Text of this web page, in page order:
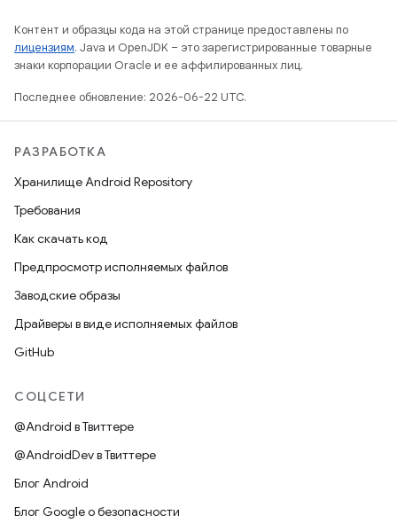
Контент и образцы кода на этой странице предоставлены по
лицензиям. Java и OpenJDK – это зарегистрированные товарные
знаки корпорации Oracle и ее аффилированных лиц.
Последнее обновление: 2026-06-22 UTC.
РАЗРАБОТКА
Хранилище Android Repository
Требования
Как скачать код
Предпросмотр исполняемых файлов
Заводские образы
Драйверы в виде исполняемых файлов
GitHub
СОЦСЕТИ
@Android в Твиттере
@AndroidDev в Твиттере
Блог Android
Блог Google о безопасности